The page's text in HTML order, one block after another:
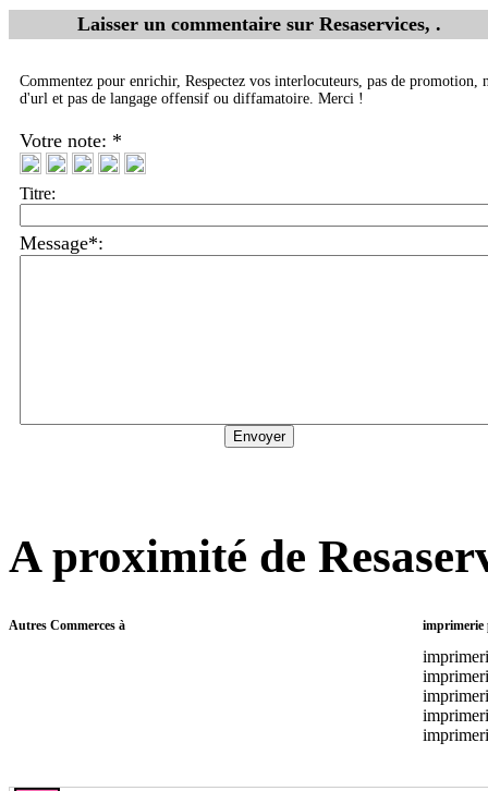
Laisser un commentaire sur Resaservices, .
Commentez pour enrichir, Respectez vos interlocuteurs, pas de promotion,
d'url et pas de langage offensif ou diffamatoire. Merci !
Votre note: *
Titre:
Message*:
A proximité de
Autres Commerces à imprimerie